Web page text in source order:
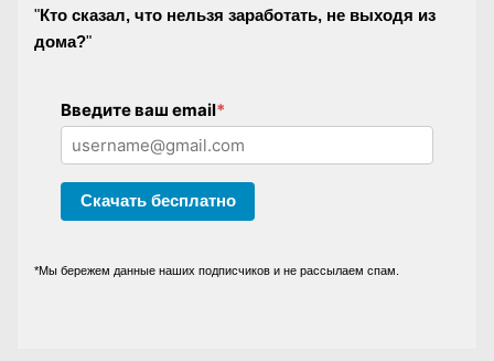
"Кто сказал, что нельзя заработать, не выходя из
дома?"
Введите ваш email*
Скачать бесплатно
*Мы бережем данные наших подписчиков и не рассылаем спам.